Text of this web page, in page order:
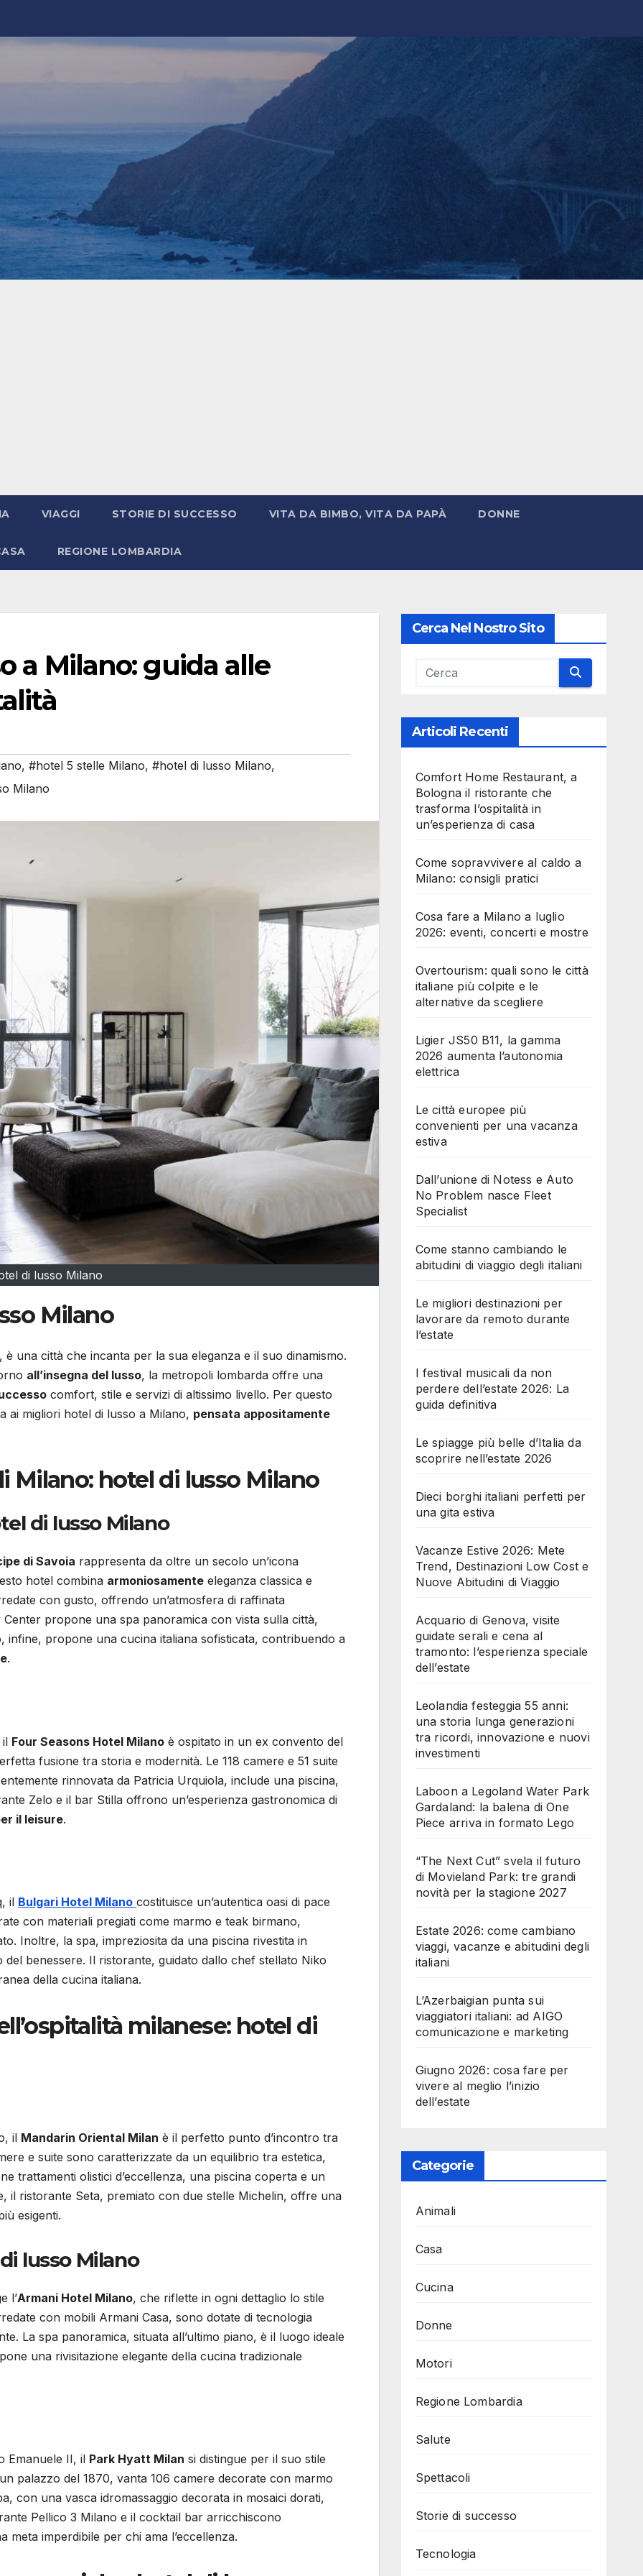
VIAGGI STORIE DI SUCCESSO VITA DA BIMBO, VITA DA PAPÀ DONNE
REGIONE LOMBARDIA
a Milano: guida alle
, #hotel 5 stelle Milano, #hotel di lusso Milano,
Milano
di lusso Milano
Milano
è una città che incanta per la sua eleganza e il suo dinamismo.
all’insegna del lusso, la metropoli lombarda offre una
comfort, stile e servizi di altissimo livello. Per questo
ai migliori hotel di lusso a Milano, pensata appositamente
Milano: hotel di lusso Milano
di lusso Milano
di Savoia rappresenta da oltre un secolo un’icona
hotel combina armoniosamente eleganza classica e
con gusto, offrendo un’atmosfera di raffinata
propone una spa panoramica con vista sulla città,
infine, propone una cucina italiana sofisticata, contribuendo a
.
il Four Seasons Hotel Milano è ospitato in un ex convento del
fusione tra storia e modernità. Le 118 camere e 51 suite
rinnovata da Patricia Urquiola, include una piscina,
Zelo e il bar Stilla offrono un’esperienza gastronomica di
il leisure.
il Bulgari Hotel Milano costituisce un’autentica oasi di pace
con materiali pregiati come marmo e teak birmano,
Inoltre, la spa, impreziosita da una piscina rivestita in
benessere. Il ristorante, guidato dallo chef stellato Niko
della cucina italiana.
milanese: hotel di
il Mandarin Oriental Milan è il perfetto punto d’incontro tra
e suite sono caratterizzate da un equilibrio tra estetica,
trattamenti olistici d’eccellenza, una piscina coperta e un
il ristorante Seta, premiato con due stelle Michelin, offre una
esigenti.
lusso Milano
l’Armani Hotel Milano, che riflette in ogni dettaglio lo stile
con mobili Armani Casa, sono dotate di tecnologia
La spa panoramica, situata all’ultimo piano, è il luogo ideale
una rivisitazione elegante della cucina tradizionale
Emanuele II, il Park Hyatt Milan si distingue per il suo stile
palazzo del 1870, vanta 106 camere decorate con marmo
con una vasca idromassaggio decorata in mosaici dorati,
Pellico 3 Milano e il cocktail bar arricchiscono
meta imperdibile per chi ama l’eccellenza.
Cerca Nel Nostro Sito
Articoli Recenti
Comfort Home Restaurant, a
Bologna il ristorante che
trasforma l’ospitalità in
un’esperienza di casa
Come sopravvivere al caldo a
Milano: consigli pratici
Cosa fare a Milano a luglio
2026: eventi, concerti e mostre
Overtourism: quali sono le città
italiane più colpite e le
alternative da scegliere
Ligier JS50 B11, la gamma
2026 aumenta l’autonomia
elettrica
Le città europee più
convenienti per una vacanza
estiva
Dall’unione di Notess e Auto
No Problem nasce Fleet
Specialist
Come stanno cambiando le
abitudini di viaggio degli italiani
Le migliori destinazioni per
lavorare da remoto durante
l’estate
I festival musicali da non
perdere dell’estate 2026: La
guida definitiva
Le spiagge più belle d’Italia da
scoprire nell’estate 2026
Dieci borghi italiani perfetti per
una gita estiva
Vacanze Estive 2026: Mete
Trend, Destinazioni Low Cost e
Nuove Abitudini di Viaggio
Acquario di Genova, visite
guidate serali e cena al
tramonto: l’esperienza speciale
dell’estate
Leolandia festeggia 55 anni:
una storia lunga generazioni
tra ricordi, innovazione e nuovi
investimenti
Laboon a Legoland Water Park
Gardaland: la balena di One
Piece arriva in formato Lego
“The Next Cut” svela il futuro
di Movieland Park: tre grandi
novità per la stagione 2027
Estate 2026: come cambiano
viaggi, vacanze e abitudini degli
italiani
L’Azerbaigian punta sui
viaggiatori italiani: ad AIGO
comunicazione e marketing
Giugno 2026: cosa fare per
vivere al meglio l’inizio
dell’estate
Categorie
Animali
Casa
Cucina
Donne
Motori
Regione Lombardia
Salute
Spettacoli
Storie di successo
Tecnologia